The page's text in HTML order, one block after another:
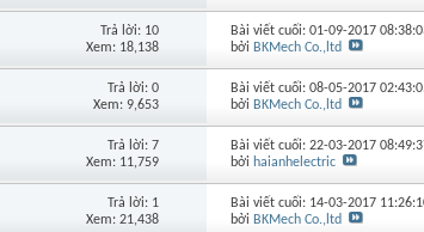
Trả lời: 10
Xem: 18,138
Bài viết cuối: 01-09-2017
bởi BKMech Co.,ltd
Trả lời: 0
Xem: 9,653
Bài viết cuối: 08-05-2017
bởi BKMech Co.,ltd
Trả lời: 7
Xem: 11,759
Bài viết cuối: 22-03-2017
bởi haianhelectric
Trả lời: 1
Xem: 21,438
Bài viết cuối: 14-03-2017
bởi BKMech Co.,ltd